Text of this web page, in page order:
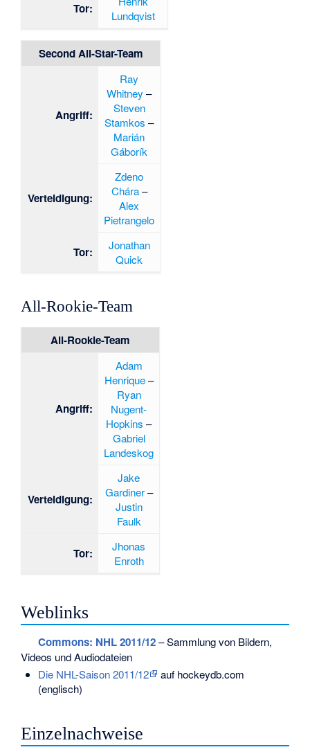
Tor:
Lundqvist
Second All-Star-Team
Angriff:
Ray
Whitney –
Steven
Stamkos –
Marián
Gáborík
Verteidigung:
Zdeno
Chára–
Alex
Pietrangelo
Tor:
Jonathan
Quick
All-Rookie-Team
All-Rookie-Team
Angriff:
Adam
Henrique–
Ryan
Nugent-
Hopkins –
Gabriel
Landeskog
Verteidigung:
Jake
Gardiner–
Justin
Faulk
Tor:
Jhonas
Enroth
Weblinks
Commons: NHL 2011/12– Sammlung von Bildern,
Videos und Audiodateien
Die NHL-Saison 2011/12
auf hockeydb.com
(englisch)
Einzelnachweise